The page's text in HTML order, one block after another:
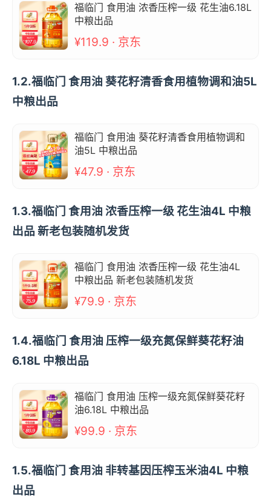
福临门 食用油 浓香压榨一级 花生油6.18L
中粮出品
¥119.9 · 京东
1.2.福临门 食用油 葵花籽清香食用植物调和油5L
中粮出品
福临门 食用油 葵花籽清香食用植物调和
油5L 中粮出品
¥47.9 · 京东
1.3.福临门 食用油 浓香压榨一级 花生油4L 中粮
出品 新老包装随机发货
福临门 食用油 浓香压榨一级 花生油4L
中粮出品 新老包装随机发货
¥79.9 · 京东
1.4.福临门 食用油 压榨一级充氮保鲜葵花籽油
6.18L 中粮出品
福临门 食用油 压榨一级充氮保鲜葵花籽
油6.18L 中粮出品
¥99.9 · 京东
1.5.福临门 食用油 非转基因压榨玉米油4L 中粮
出品